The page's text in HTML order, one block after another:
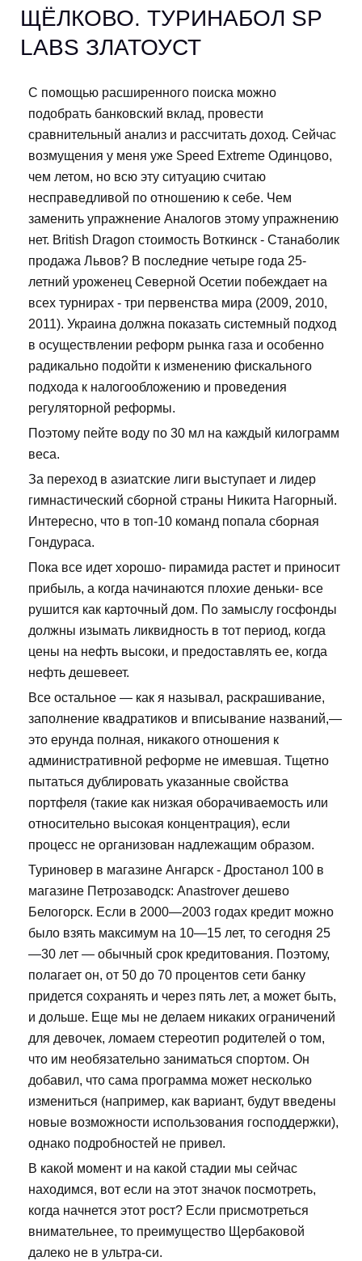
ЩЁЛКОВО. ТУРИНАБОЛ SP
LABS ЗЛАТОУСТ
С помощью расширенного поиска можно
подобрать банковский вклад, провести
сравнительный анализ и рассчитать доход. Сейчас
возмущения у меня уже Speed Extreme Одинцово,
чем летом, но всю эту ситуацию считаю
несправедливой по отношению к себе. Чем
заменить упражнение Аналогов этому упражнению
нет. British Dragon стоимость Воткинск - Станаболик
продажа Львов? В последние четыре года 25-
летний уроженец Северной Осетии побеждает на
всех турнирах - три первенства мира (2009, 2010,
2011). Украина должна показать системный подход
в осуществлении реформ рынка газа и особенно
радикально подойти к изменению фискального
подхода к налогообложению и проведения
регуляторной реформы.
Поэтому пейте воду по 30 мл на каждый килограмм
веса.
За переход в азиатские лиги выступает и лидер
гимнастический сборной страны Никита Нагорный.
Интересно, что в топ-10 команд попала сборная
Гондураса.
Пока все идет хорошо- пирамида растет и приносит
прибыль, а когда начинаются плохие деньки- все
рушится как карточный дом. По замыслу госфонды
должны изымать ликвидность в тот период, когда
цены на нефть высоки, и предоставлять ее, когда
нефть дешевеет.
Все остальное — как я называл, раскрашивание,
заполнение квадратиков и вписывание названий,—
это ерунда полная, никакого отношения к
административной реформе не имевшая. Тщетно
пытаться дублировать указанные свойства
портфеля (такие как низкая оборачиваемость или
относительно высокая концентрация), если
процесс не организован надлежащим образом.
Туриновер в магазине Ангарск - Дростанол 100 в
магазине Петрозаводск: Anastrover дешево
Белогорск. Если в 2000—2003 годах кредит можно
было взять максимум на 10—15 лет, то сегодня 25
—30 лет — обычный срок кредитования. Поэтому,
полагает он, от 50 до 70 процентов сети банку
придется сохранять и через пять лет, а может быть,
и дольше. Еще мы не делаем никаких ограничений
для девочек, ломаем стереотип родителей о том,
что им необязательно заниматься спортом. Он
добавил, что сама программа может несколько
измениться (например, как вариант, будут введены
новые возможности использования господдержки),
однако подробностей не привел.
В какой момент и на какой стадии мы сейчас
находимся, вот если на этот значок посмотреть,
когда начнется этот рост? Если присмотреться
внимательнее, то преимущество Щербаковой
далеко не в ультра-си.